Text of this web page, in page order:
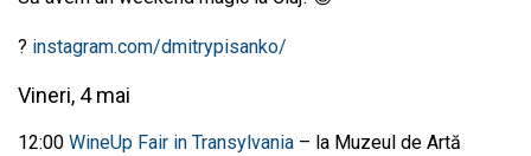
? instagram.com/dmitrypisanko/
Vineri, 4 mai
12:00 WineUp Fair in Transylvania – la Muzeul de Artă